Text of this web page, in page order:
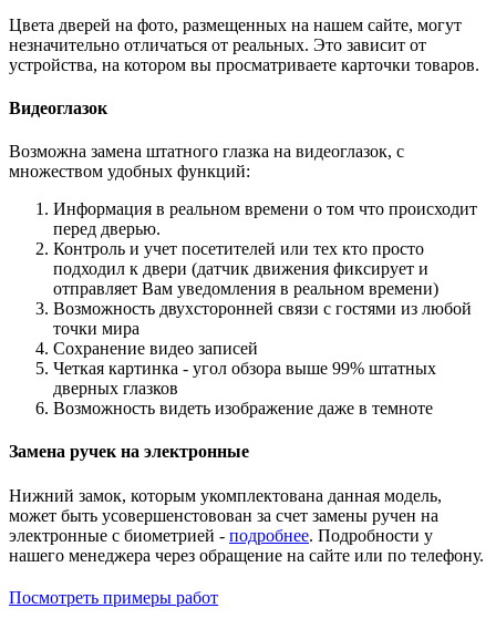
Цвета дверей на фото, размещенных на нашем сайте, могут
незначительно отличаться от реальных. Это зависит от
устройства, на котором вы просматриваете карточки товаров.
Видеоглазок
Возможна замена штатного глазка на видеоглазок, с
множеством удобных функций:
Информация в реальном времени о том что происходит
перед дверью.
Контроль и учет посетителей или тех кто просто
подходил к двери (датчик движения фиксирует и
отправляет Вам уведомления в реальном времени)
Возможность двухсторонней связи с гостями из любой
точки мира
Сохранение видео записей
Четкая картинка - угол обзора выше 99% штатных
дверных глазков
Возможность видеть изображение даже в темноте
Замена ручек на электронные
Нижний замок, которым укомплектована данная модель,
может быть усовершенстовован за счет замены ручен на
электронные с биометрией - подробнее. Подробности у
нашего менеджера через обращение на сайте или по телефону.
Посмотреть примеры работ